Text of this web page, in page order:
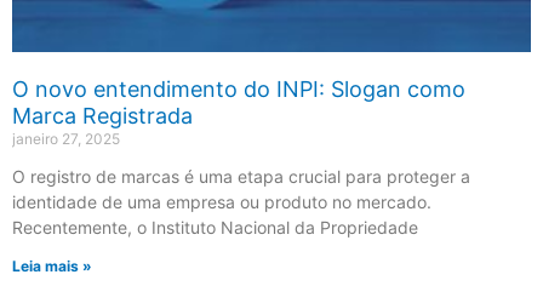
O novo entendimento do INPI: Slogan como
Marca Registrada
janeiro 27, 2025
O registro de marcas é uma etapa crucial para proteger a
identidade de uma empresa ou produto no mercado.
Recentemente, o Instituto Nacional da Propriedade
Leia mais »